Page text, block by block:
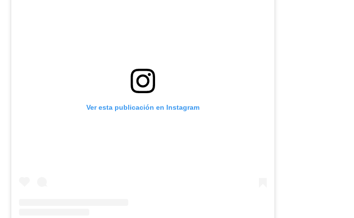
Ver esta publicación en Instagram